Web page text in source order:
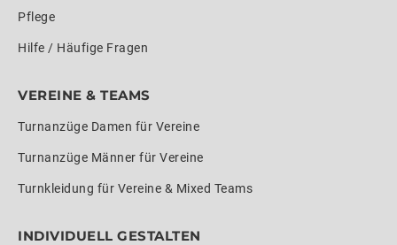
Pflege
Hilfe / Häufige Fragen
VEREINE & TEAMS
Turnanzüge Damen für Vereine
Turnanzüge Männer für Vereine
Turnkleidung für Vereine & Mixed Teams
INDIVIDUELL GESTALTEN